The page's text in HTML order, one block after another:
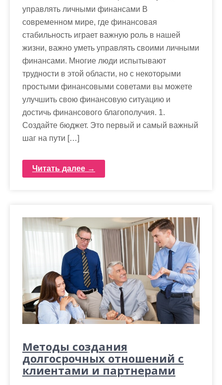
управлять личными финансами В
современном мире, где финансовая
стабильность играет важную роль в нашей
жизни, важно уметь управлять своими личными
финансами. Многие люди испытывают
трудности в этой области, но с некоторыми
простыми финансовыми советами вы можете
улучшить свою финансовую ситуацию и
достичь финансового благополучия. 1.
Создайте бюджет. Это первый и самый важный
шаг на пути […]
Читать далее →
Методы создания
долгосрочных отношений с
клиентами и партнерами